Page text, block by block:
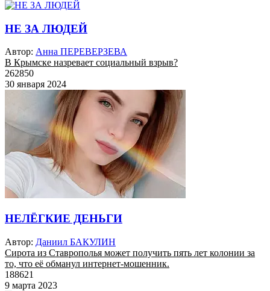
НЕ ЗА ЛЮДЕЙ
Автор: Анна ПЕРЕВЕРЗЕВА
В Крымске назревает социальный взрыв?
262850
30 января 2024
НЕЛЁГКИЕ ДЕНЬГИ
Автор: Даниил БАКУЛИН
Сирота из Ставрополья может получить пять лет колонии за
то, что её обманул интернет-мошенник.
188621
9 марта 2023